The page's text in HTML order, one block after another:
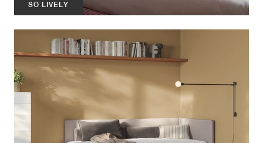
SO LIVELY